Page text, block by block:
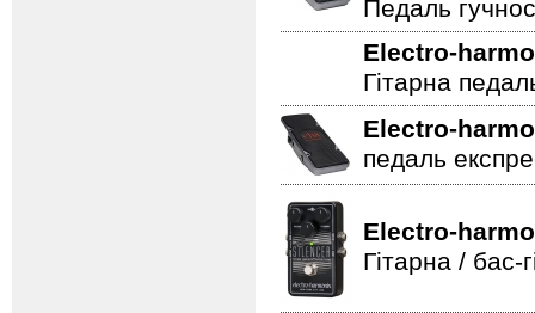
Electro-
наявності)
Педаль
Electro-
Гітарна
педаль